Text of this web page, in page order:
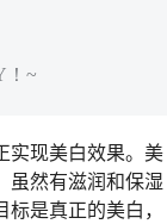
！~
实现美白效果。美
虽然有滋润和保湿
是真正的美白，